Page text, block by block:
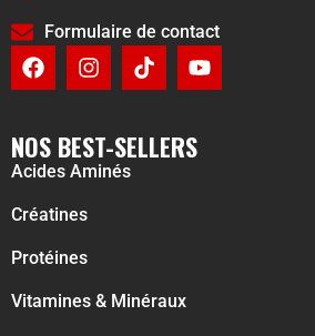
Formulaire de contact
NOS BEST-SELLERS
Acides Aminés
Créatines
Protéines
Vitamines & Minéraux